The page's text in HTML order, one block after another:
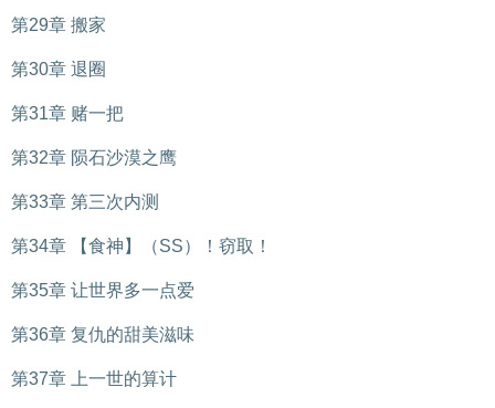
第29章 搬家
第30章 退圈
第31章 赌一把
第32章 陨石沙漠之鹰
第33章 第三次内测
第34章 【食神】（SS）！窃取！
第35章 让世界多一点爱
第36章 复仇的甜美滋味
第37章 上一世的算计